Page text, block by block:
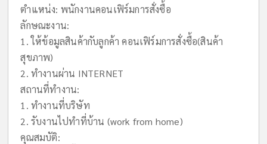
ตำแหน่ง: พนักงานคอนเฟิร์มการสั่งซื้อ
ลักษณะงาน:
1. ให้ข้อมูลสินค้ากับลูกค้า คอนเฟิร์มการสั่งซื้อ(สินค้า
สุขภาพ)
2. ทำงานผ่าน INTERNET
สถานที่ทำงาน:
1. ทำงานที่บริษัท
2. รับงานไปทำที่บ้าน (work from home)
คุณสมบัติ: